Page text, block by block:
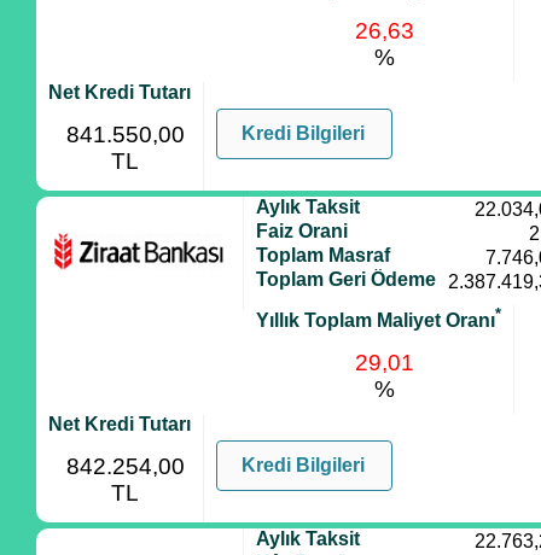
26,63
%
Net Kredi Tutarı
841.550,00
TL
Kredi Bilgileri
Aylık Taksit
Faiz Orani
Toplam Masraf
Toplam Geri Ödeme
Yıllık Toplam Maliyet Oranı*
29,01
%
Net Kredi Tutarı
842.254,00
TL
Kredi Bilgileri
Aylık Taksit